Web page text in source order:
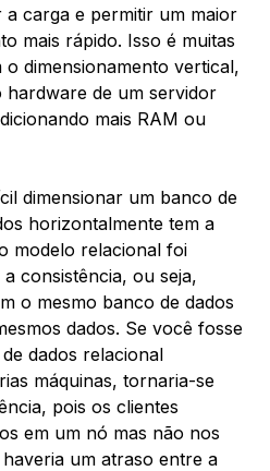
a carga e permitir um maior
mais rápido. Isso é muitas
o dimensionamento vertical,
de um servidor
mais RAM ou
dimensionar um banco de
horizontalmente tem a
modelo relacional foi
a consistência, ou seja,
o mesmo banco de dados
dados. Se você fosse
dados relacional
máquinas, tornaria-se
pois os clientes
em um nó mas não nos
um atraso entre a